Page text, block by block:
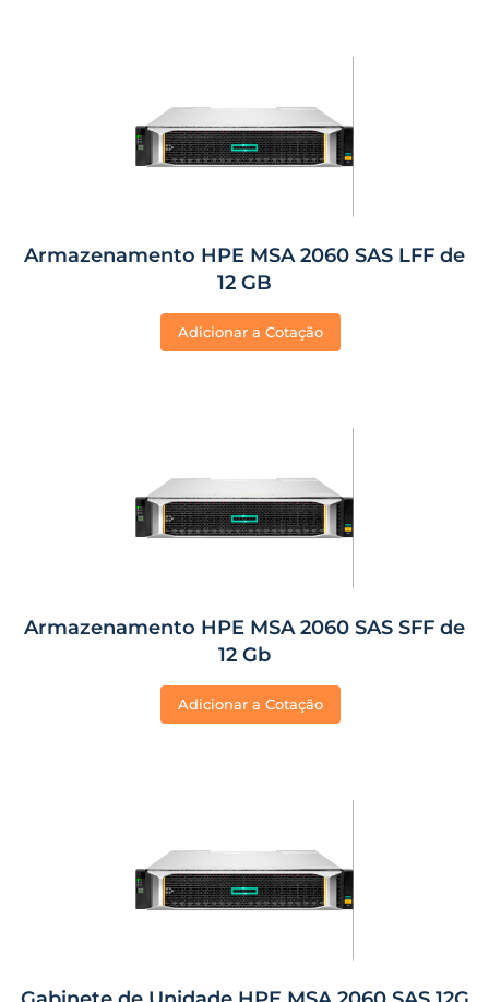
Armazenamento HPE MSA 2060 SAS LFF de
12 GB
Adicionar a Cotação
Armazenamento HPE MSA 2060 SAS SFF de
12 Gb
Adicionar a Cotação